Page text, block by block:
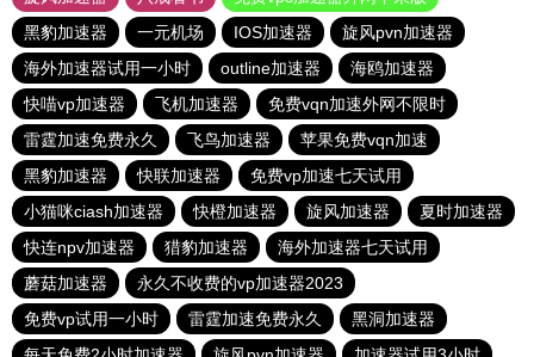
黑豹加速器
一元机场 IOS加速器
旋风pvn加速器
海外加速器试用一小时
outline加速器
海鸥加速器
快喵vp加速器
飞机加速器
免费vqn加速外网不限时
雷霆加速免费永久
飞鸟加速器
苹果免费vqn加速
黑豹加速器
快联加速器
免费vp加速七天试用
小猫咪ciash加速器
快橙加速器 旋风加速器
夏时加速器
快连npv加速器
猎豹加速器
海外加速器七天试用
蘑菇加速器
永久不收费的vp加速器2023
免费vp试用一小时
雷霆加速免费永久
黑洞加速器